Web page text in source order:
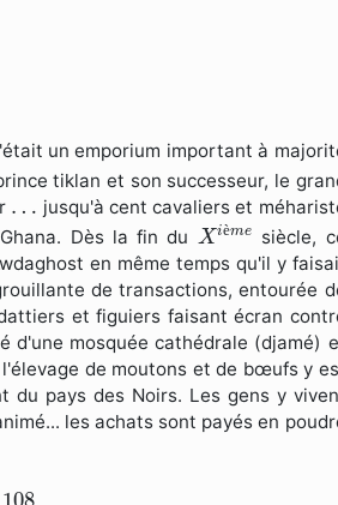
un emporium important à
tiklan et son successeur, le
…
…
jusqu'à cent cavaliers et
Dès la fin du Xième
Xième
siècle,
en même temps qu'il y
de transactions, entourée
et figuiers faisant écran
d'une mosquée cathédrale (djamé)
de moutons et de bœufs y
du pays des Noirs. Les gens y
les achats sont payés en
108